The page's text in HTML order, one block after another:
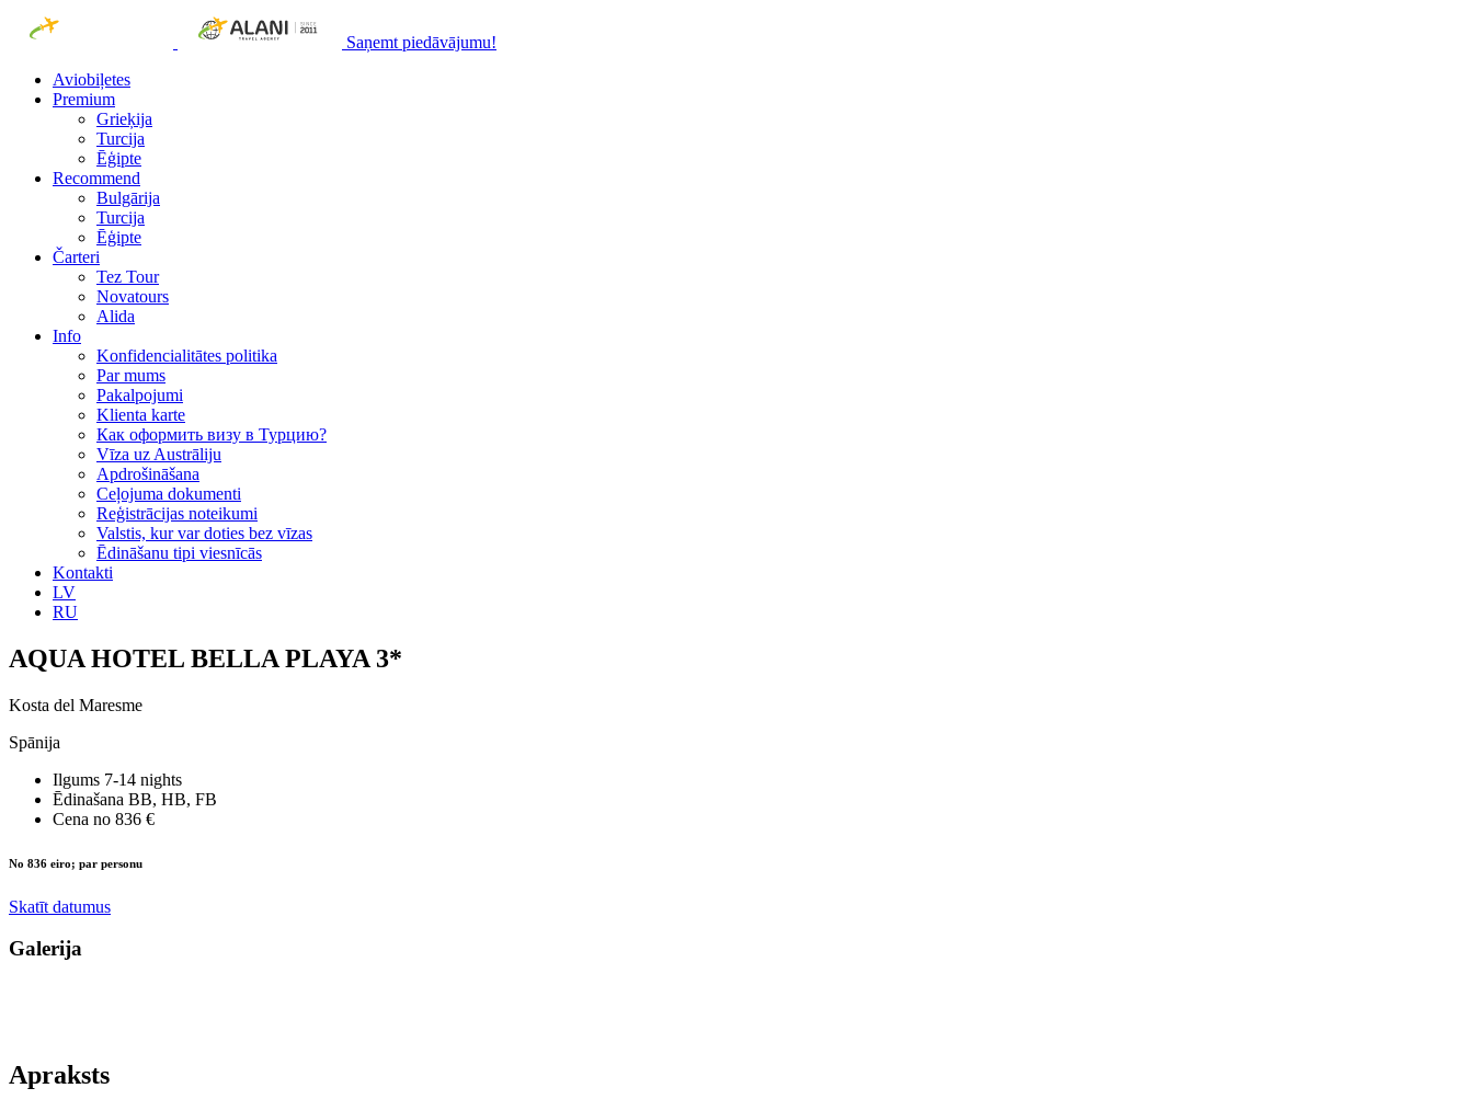
Saņemt piedāvājumu!
Aviobiļetes
Premium
Grieķija
Turcija
Ēģipte
Recommend
Bulgārija
Turcija
Ēģipte
Čarteri
Tez Tour
Novatours
Alida
Info
Konfidencialitātes politika
Par mums
Рakalpojumi
Klienta karte
Как оформить визу в Турцию?
Vīza uz Austrāliju
Apdrošināšana
Ceļojuma dokumenti
Reģistrācijas noteikumi
Valstis, kur var doties bez vīzas
Ēdināšanu tipi viesnīcās
Kontakti
LV
RU
AQUA HOTEL BELLA PLAYA 3*
Kosta del Maresme
Spānija
Ilgums 7-14 nights
Ēdinašana BB, HB, FB
Cena no 836 €
No 836 eiro; par personu
Skatīt datumus
Galerija
Apraksts